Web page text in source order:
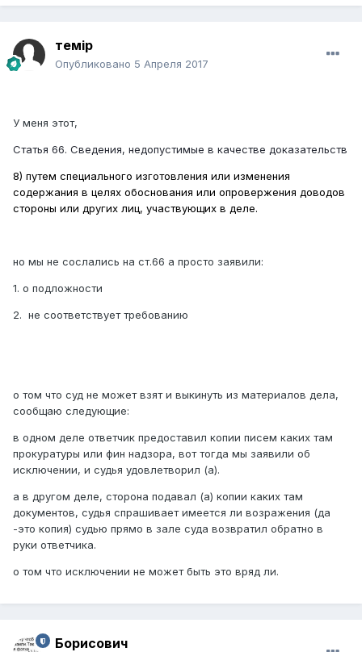
темір
Опубликовано 5 Апреля 2017
У меня этот,
Статья 66. Сведения, недопустимые в качестве доказательств
8) путем специального изготовления или изменения
содержания в целях обоснования или опровержения доводов
стороны или других лиц, участвующих в деле.
но мы не сослались на ст.66 а просто заявили:
1. о подложности
2. не соответствует требованию
о том что суд не может взят и выкинуть из материалов дела,
сообщаю следующие:
в одном деле ответчик предоставил копии писем каких там
прокуратуры или фин надзора, вот тогда мы заявили об
исключении, и судья удовлетворил (а).
а в другом деле, сторона подавал (а) копии каких там
документов, судья спрашивает имеется ли возражения (да
-это копия) судью прямо в зале суда возвратил обратно в
руки ответчика.
о том что исключении не может быть это вряд ли.
Борисович